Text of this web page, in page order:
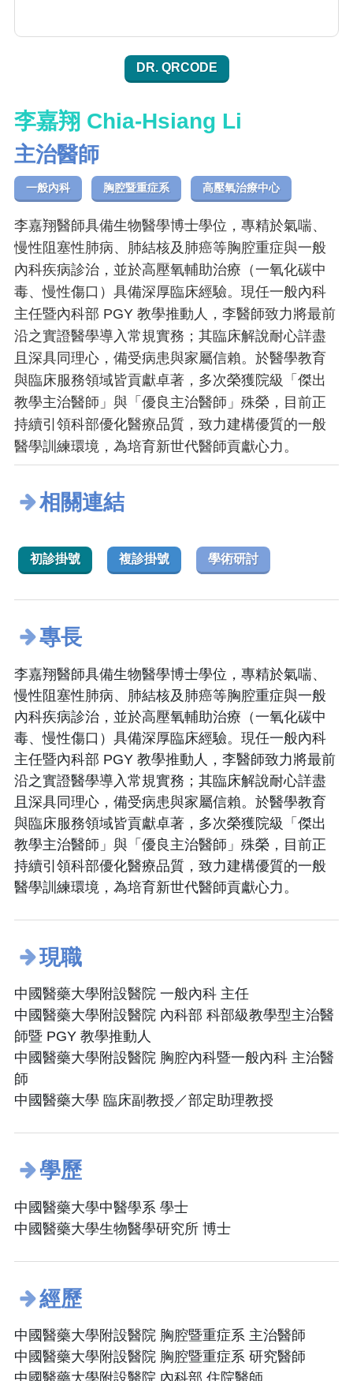
DR. QRCODE
李嘉翔 Chia-Hsiang Li
主治醫師
一般內科 胸腔暨重症系 高壓氧治療中心
李嘉翔醫師具備生物醫學博士學位，專精於氣喘、
慢性阻塞性肺病、肺結核及肺癌等胸腔重症與一般
內科疾病診治，並於高壓氧輔助治療（一氧化碳中
毒、慢性傷口）具備深厚臨床經驗。現任一般內科
主任暨內科部 PGY 教學推動人，李醫師致力將最前
沿之實證醫學導入常規實務；其臨床解說耐心詳盡
且深具同理心，備受病患與家屬信賴。於醫學教育
與臨床服務領域皆貢獻卓著，多次榮獲院級「傑出
教學主治醫師」與「優良主治醫師」殊榮，目前正
持續引領科部優化醫療品質，致力建構優質的一般
醫學訓練環境，為培育新世代醫師貢獻心力。
相關連結
初診掛號 複診掛號 學術研討
專長
李嘉翔醫師具備生物醫學博士學位，專精於氣喘、
慢性阻塞性肺病、肺結核及肺癌等胸腔重症與一般
內科疾病診治，並於高壓氧輔助治療（一氧化碳中
毒、慢性傷口）具備深厚臨床經驗。現任一般內科
主任暨內科部 PGY 教學推動人，李醫師致力將最前
沿之實證醫學導入常規實務；其臨床解說耐心詳盡
且深具同理心，備受病患與家屬信賴。於醫學教育
與臨床服務領域皆貢獻卓著，多次榮獲院級「傑出
教學主治醫師」與「優良主治醫師」殊榮，目前正
持續引領科部優化醫療品質，致力建構優質的一般
醫學訓練環境，為培育新世代醫師貢獻心力。
現職
中國醫藥大學附設醫院 一般內科 主任
中國醫藥大學附設醫院 內科部 科部級教學型主治醫
師暨 PGY 教學推動人
中國醫藥大學附設醫院 胸腔內科暨一般內科 主治醫
師
中國醫藥大學 臨床副教授／部定助理教授
學歷
中國醫藥大學中醫學系 學士
中國醫藥大學生物醫學研究所 博士
經歷
中國醫藥大學附設醫院 胸腔暨重症系 主治醫師
中國醫藥大學附設醫院 胸腔暨重症系 研究醫師